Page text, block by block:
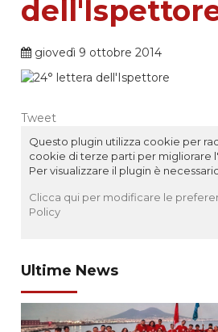
giovedì 9 ottobre 2014
Tweet
Questo plugin utilizza cookie per
cookie di terze parti per migliorare
Per visualizzare il plugin è
Clicca qui per modificare le
Policy
Ultime News